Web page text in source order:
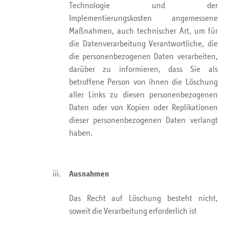
Technologie und der
Implementierungskosten angemessene
Maßnahmen, auch technischer Art, um für
die Datenverarbeitung Verantwortliche, die
die personenbezogenen Daten verarbeiten,
darüber zu informieren, dass Sie als
betroffene Person von ihnen die Löschung
aller Links zu diesen personenbezogenen
Daten oder von Kopien oder Replikationen
dieser personenbezogenen Daten verlangt
haben.
Ausnahmen
Das Recht auf Löschung besteht nicht,
soweit die Verarbeitung erforderlich ist